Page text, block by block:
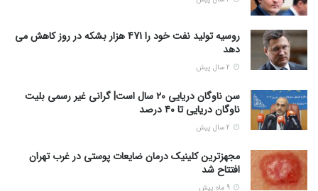
روسیه تولید نفت خود را 471 هزار بشکه در روز کاهش می
دهد
سن ناوگان دریایی ٢٠ سال است| گرانی غیر رسمی بلیت
ناوگان دریایی تا ۴٠ درصد
مجهزترین کلینیک درمان ضایعات پوستی در غرب تهران
افتتاح شد